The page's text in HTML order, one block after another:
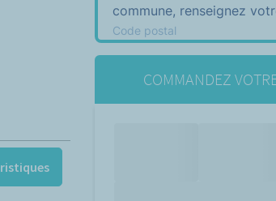
commune, renseignez
Code postal
COMMANDEZ